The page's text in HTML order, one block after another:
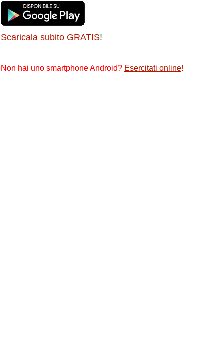
Scaricala subito GRATIS!
Non hai uno smartphone Android? Esercitati online!